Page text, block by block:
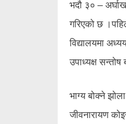
भदौ ३० –
गरिएको छ
विद्यालयमा
उपाध्यक्ष
भाग्य बोक्ने
जीवनारायण